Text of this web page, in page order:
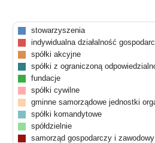
stowarzyszenia
indywidualna działalność
spółki akcyjne
spółki z ograniczoną
fundacje
spółki cywilne
gminne samorządowe jednostki
spółki komandytowe
spółdzielnie
samorząd gospodarczy i zawodowy